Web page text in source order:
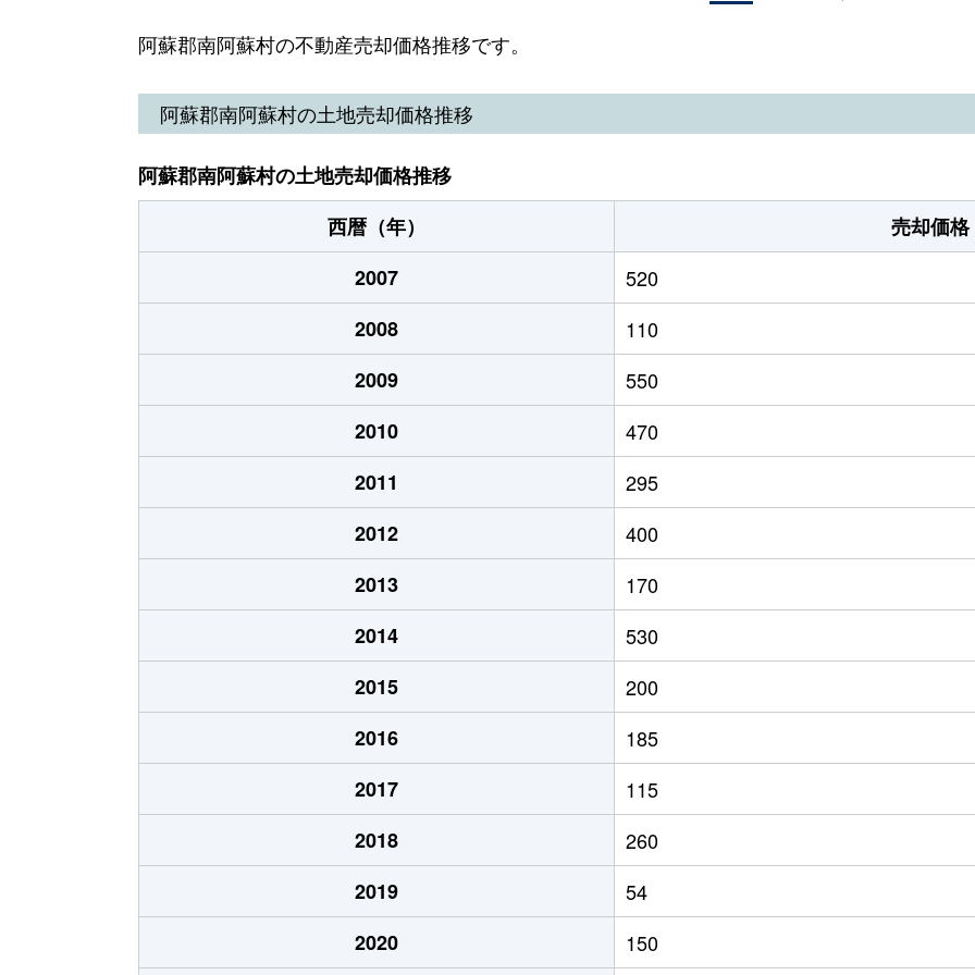
阿蘇郡南阿蘇村の不動産売却価格推移です。
阿蘇郡南阿蘇村の土地売却価格推移
阿蘇郡南阿蘇村の土地売却価格推移
西暦（年）
売却価
2007
520
2008
110
2009
550
2010
470
2011
295
2012
400
2013
170
2014
530
2015
200
2016
185
2017
115
2018
260
2019
54
2020
150